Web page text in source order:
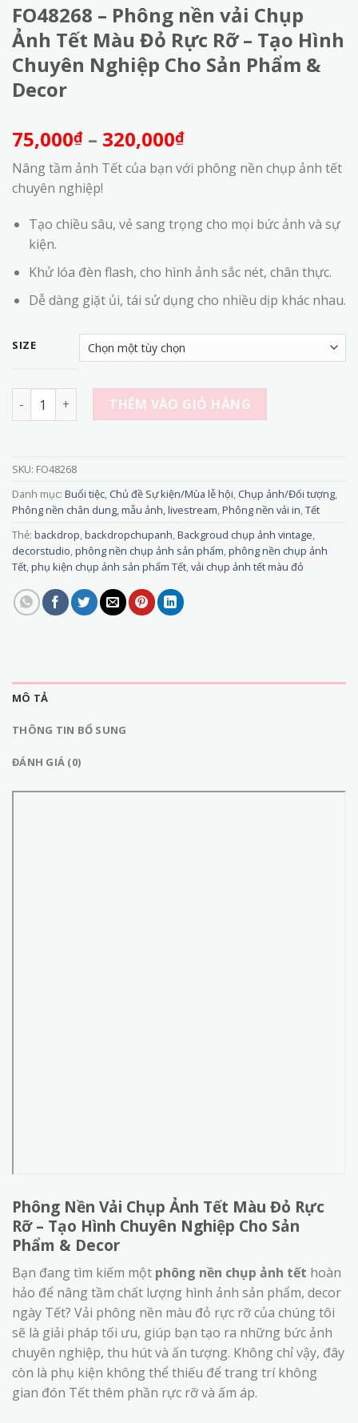
FO48268 – Phông nền vải Chụp
Ảnh Tết Màu Đỏ Rực Rỡ – Tạo Hình
Chuyên Nghiệp Cho Sản Phẩm &
Decor
75,000₫ – 320,000₫Khoảng
giá:
từ
đến
320,000₫
Nâng tầm ảnh Tết của bạn với phông nền chụp ảnh tết
chuyên nghiệp!
Tạo chiều sâu, vẻ sang trọng cho mọi bức ảnh và sự
kiện.
Khử lóa đèn flash, cho hình ảnh sắc nét, chân thực.
Dễ dàng giặt ủi, tái sử dụng cho nhiều dịp khác nhau.
SIZE
FO48268 - Phông nền vải Chụp Ảnh Tết Màu Đỏ Rực Rỡ –
THÊM VÀO GIỎ HÀNG
SKU: FO48268
Danh mục: Buổi tiệc, Chủ đề Sự kiện/Mùa lễ hội, Chụp ảnh/Đối tượng,
Phông nền chân dung, mẫu ảnh, livestream,Phông nền vải in,Tết
Thẻ: backdrop,backdropchupanh,Backgroud chụp ảnh vintage,
decorstudio,phông nền chụp ảnh sản phẩm,phông nền chụp ảnh
Tết,phụ kiện chụp ảnh sản phẩm Tết,vải chụp ảnh tết màu đỏ
MÔ TẢ
THÔNG TIN BỔ SUNG
ĐÁNH GIÁ (0)
Phông Nền Vải Chụp Ảnh Tết Màu Đỏ Rực
Rỡ – Tạo Hình Chuyên Nghiệp Cho Sản
Phẩm & Decor
Bạn đang tìm kiếm một phông nền chụp ảnh tết hoàn
hảo để nâng tầm chất lượng hình ảnh sản phẩm, decor
ngày Tết? Vải phông nền màu đỏ rực rỡ của chúng tôi
sẽ là giải pháp tối ưu, giúp bạn tạo ra những bức ảnh
chuyên nghiệp, thu hút và ấn tượng. Không chỉ vậy, đây
còn là phụ kiện không thể thiếu để trang trí không
gian đón Tết thêm phần rực rỡ và ấm áp.